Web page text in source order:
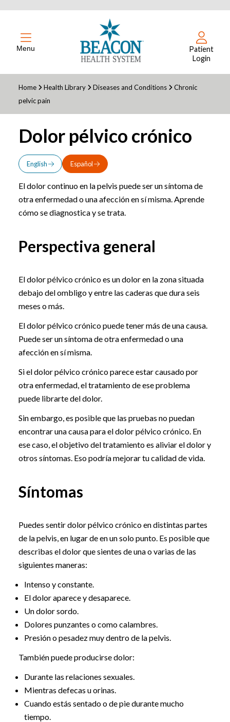
Menu
Patient
Login
Home Health Library Diseases and Conditions
Chronic
pelvic pain
Dolor pélvico crónico
English Español
El dolor continuo en la pelvis puede ser un síntoma de
otra enfermedad o una afección en sí misma. Aprende
cómo se diagnostica y se trata.
Perspectiva general
El dolor pélvico crónico es un dolor en la zona situada
debajo del ombligo y entre las caderas que dura seis
meses o más.
El dolor pélvico crónico puede tener más de una causa.
Puede ser un síntoma de otra enfermedad o una
afección en sí misma.
Si el dolor pélvico crónico parece estar causado por
otra enfermedad, el tratamiento de ese problema
puede librarte del dolor.
Sin embargo, es posible que las pruebas no puedan
encontrar una causa para el dolor pélvico crónico. En
ese caso, el objetivo del tratamiento es aliviar el dolor y
otros síntomas. Eso podría mejorar tu calidad de vida.
Síntomas
Puedes sentir dolor pélvico crónico en distintas partes
de la pelvis, en lugar de en un solo punto. Es posible que
describas el dolor que sientes de una o varias de las
siguientes maneras:
Intenso y constante.
El dolor aparece y desaparece.
Un dolor sordo.
Dolores punzantes o como calambres.
Presión o pesadez muy dentro de la pelvis.
También puede producirse dolor:
Durante las relaciones sexuales.
Mientras defecas u orinas.
Cuando estás sentado o de pie durante mucho
tiempo.